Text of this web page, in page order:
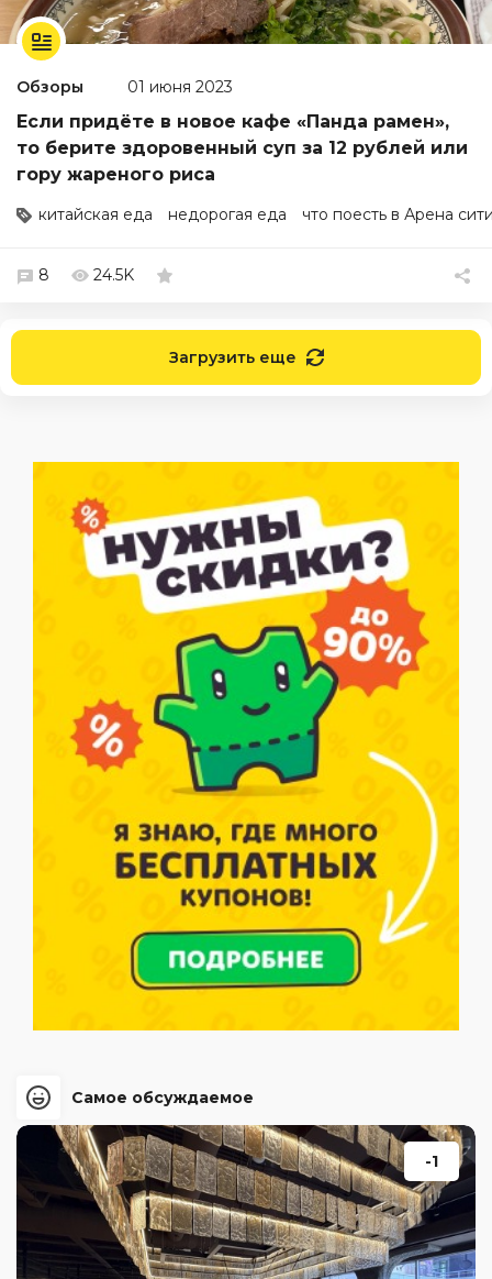
Обзоры 01 июня 2023
Если придёте в новое кафе «Панда рамен»,
то берите здоровенный суп за 12 рублей или
гору жареного риса
китайская еда недорогая еда что поесть в Арена
8 24.5K
Загрузить еще
Самое обсуждаемое
-1